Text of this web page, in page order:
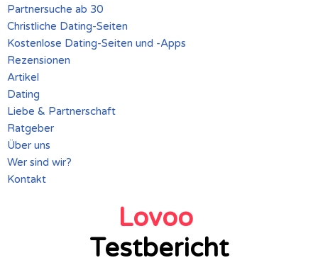
Partnersuche ab 30
Christliche Dating-Seiten
Kostenlose Dating-Seiten und -Apps
Rezensionen
Artikel
Dating
Liebe & Partnerschaft
Ratgeber
Über uns
Wer sind wir?
Kontakt
Lovoo
Testbericht